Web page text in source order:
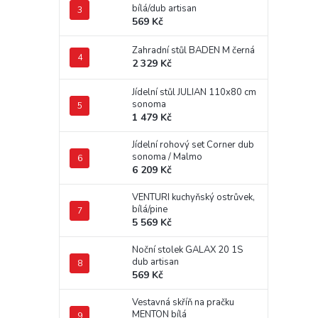
bílá/dub artisan
569 Kč
Zahradní stůl BADEN M černá
2 329 Kč
Jídelní stůl JULIAN 110x80 cm
sonoma
1 479 Kč
Jídelní rohový set Corner dub
sonoma / Malmo
6 209 Kč
VENTURI kuchyňský ostrůvek,
bílá/pine
5 569 Kč
Noční stolek GALAX 20 1S
dub artisan
569 Kč
Vestavná skříň na pračku
MENTON bílá